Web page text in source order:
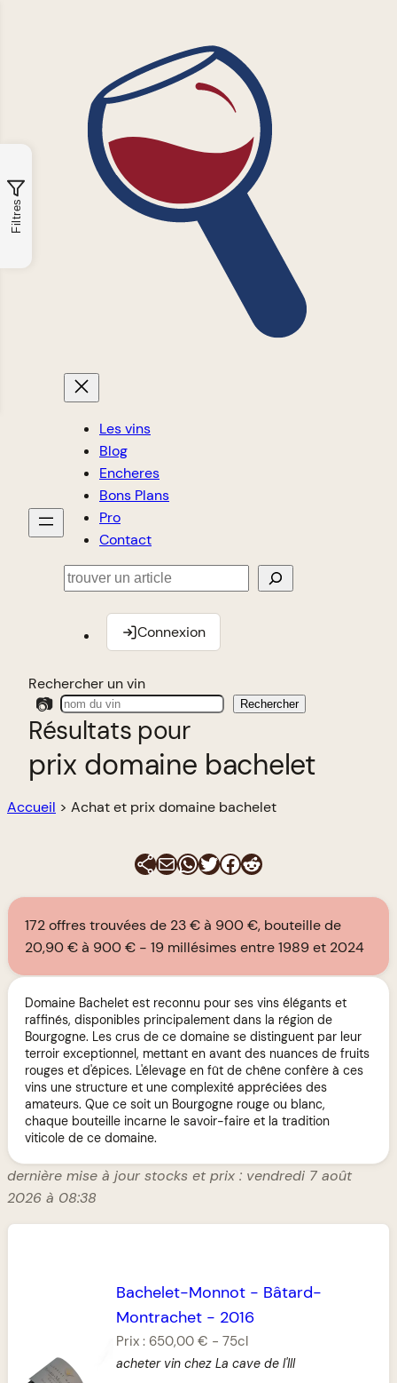
Les vins
Blog
Encheres
Bons Plans
Pro
Contact
Rechercher
Connexion
Rechercher un vin
📷 Rechercher
Résultats pour
prix domaine bachelet
Accueil > Achat et prix domaine bachelet
E-mailWhatsApp
Twitter
Facebook
Reddit
172 offres trouvées de 23 € à 900 €, bouteille de
20,90 € à 900 €
19 millésimes entre 1989 et 2024
Domaine Bachelet est reconnu pour ses vins élégants et
raffinés, disponibles principalement dans la région de
Bourgogne. Les crus de ce domaine se distinguent par leur
terroir exceptionnel, mettant en avant des nuances de fruits
rouges et d'épices. L'élevage en fût de chêne confère à ces
vins une structure et une complexité appréciées des
amateurs. Que ce soit un Bourgogne rouge ou blanc,
chaque bouteille incarne le savoir-faire et la tradition
viticole de ce domaine.
dernière mise à jour stocks et prix : vendredi 7 août
2026 à 08:38
Bachelet-Monnot- Bâtard-
Montrachet- 2016
Prix : 650,00 € - 75cl
acheter vin chez La cave de l'Ill
Filtres